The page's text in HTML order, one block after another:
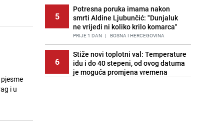
i u
5
Potresna poruka imama nakon
smrti Aldine Ljubunčić: "Dunjaluk
ne vrijedi ni koliko krilo komarca"
PRIJE 1 DAN | BOSNA I HERCEGOVINA
6
Stiže novi toplotni val: Temperature
idu i do 40 stepeni, od ovog datuma
je moguća promjena vremena